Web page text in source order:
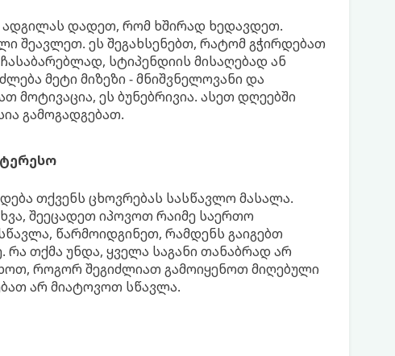
დადეთ, რომ ხშირად ხედავდეთ.
შეავლეთ. ეს შეგახსენებთ, რატომ გჭირდებათ
სტიპენდიის მისაღებად ან
მეტი მიზეზი - მნიშვნელოვანი და
მოტივაცია, ეს ბუნებრივია. ასეთ დღეებში
გამოგადგებათ.
თქვენს ცხოვრებას სასწავლო მასალა.
შეეცადეთ იპოვოთ რაიმე საერთო
წარმოიდგინეთ, რამდენს გაიგებთ
თქმა უნდა, ყველა საგანი თანაბრად არ
როგორ შეგიძლიათ გამოიყენოთ მიღებული
არ მიატოვოთ სწავლა.